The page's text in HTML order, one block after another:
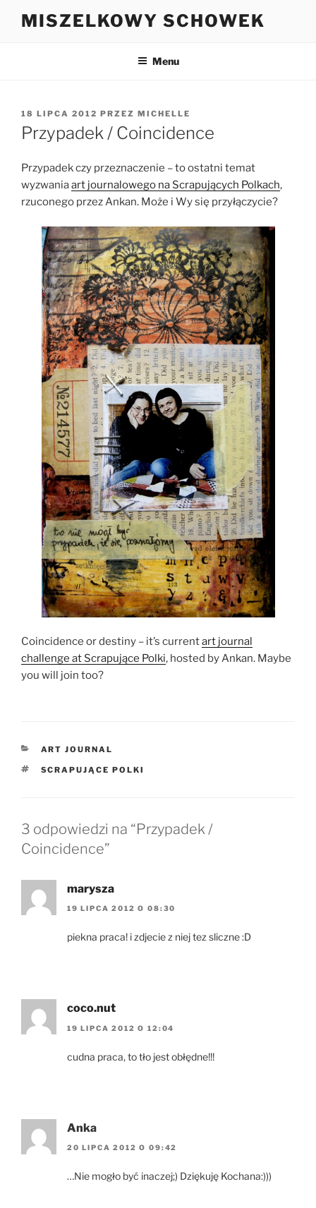
MISZELKOWY SCHOWEK
Menu
OPUBLIKOWANE
W
18 LIPCA 2012 PRZEZ MICHELLE
Przypadek / Coincidence
Przypadek czy przeznaczenie – to ostatni temat
wyzwaniaart journalowego na Scrapujących Polkach,
rzuconego przez Ankan. Może i Wy się przyłączycie?
Coincidence or destiny – it’s currentart journal
challenge at Scrapujące Polki, hosted by Ankan. Maybe
you will join too?
KATEGORIE
ART JOURNAL
TAGI
SCRAPUJĄCE POLKI
3 odpowiedzi na “Przypadek /
Coincidence”
marysza
19 LIPCA 2012 O 08:30
piekna praca! i zdjecie z niej tez sliczne :D
coco.nut
19 LIPCA 2012 O 12:04
cudna praca, to tło jest obłędne!!!
Anka
20 LIPCA 2012 O 09:42
…Nie mogło być inaczej;) Dziękuję Kochana:)))